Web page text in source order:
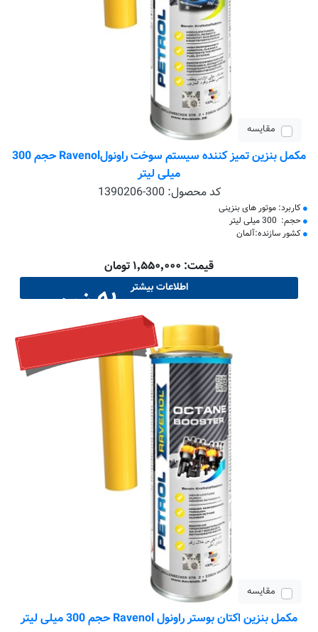
مقایسه
مکمل بنزین تمیز کننده سیستم سوخت راونولRavenol حجم 300
میلی لیتر
کد محصول: 1390206-300
کاربرد: موتور های بنزینی
حجم: 300 میلی لیتر
کشور سازنده:آلمان
قیمت: ۱٬۵۵۰٬۰۰۰ تومان
اطلاعات بیشتر به زودی
مقایسه
مکمل بنزین اکتان بوستر راونول Ravenol حجم 300 میلی لیتر